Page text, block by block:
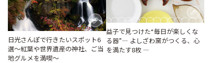
日光さんぽで行きたいスポット6
選〜紅葉や世界遺産の神社、ご当
地グルメを満喫〜
益子で見つけた“毎日が楽しくな
る器”― よしざわ窯がつくる、心
を満たす8枚 ―